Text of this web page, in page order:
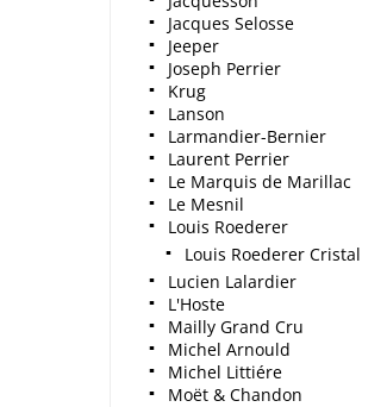
Jacques Selosse
Jeeper
Joseph Perrier
Krug
Lanson
Larmandier-Bernier
Laurent Perrier
Le Marquis de Marillac
Le Mesnil
Louis Roederer
Louis Roederer Cristal
Lucien Lalardier
L'Hoste
Mailly Grand Cru
Michel Arnould
Michel Littiére
Moët & Chandon